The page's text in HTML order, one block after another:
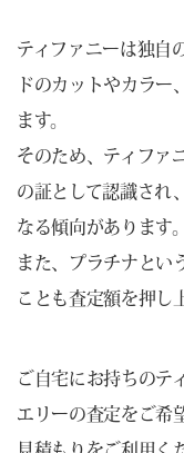
ティファニーは独自
ドのカットやカラー
ます。
そのため、ティファ
の証として認識され
なる傾向があります。
また、プラチナとい
ことも査定額を押し
ご自宅にお持ちのテ
エリーの査定をご希